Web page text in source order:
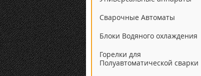
Сварочные Автоматы
Блоки Водяного охлаждения
Горелки для
Полуавтоматической сварки